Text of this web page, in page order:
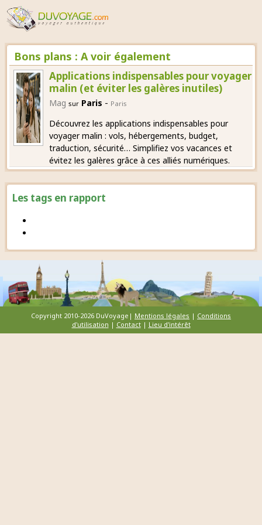
Les tags en rapport
Bons plans : A voir également
Applications indispensables pour voyager
malin (et éviter les galères inutiles)
Mag sur Paris - Paris
Découvrez les applications indispensables pour
voyager malin : vols, hébergements, budget,
traduction, sécurité… Simplifiez vos vacances et
évitez les galères grâce à ces alliés numériques.
Copyright 2010-2026 DuVoyage| Mentions légales | Conditions
d'utilisation | Contact| Lieu d'intérêt